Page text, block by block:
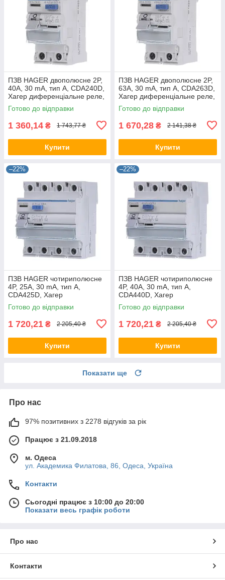
ПЗВ HAGER двополюсне 2P,
40A, 30 mA, тип A, CDA240D,
Хагер диференціальне реле,
пристрій захисного відкл
Готово до відправки
1 360,14 ₴ 1 743,77 ₴
Купити
ПЗВ HAGER двополюсне 2P,
63A, 30 mA, тип A, CDA263D,
Хагер диференціальне реле,
пристрій захисного відкл
Готово до відправки
1 670,28 ₴ 2 141,38 ₴
Купити
–22%
ПЗВ HAGER чотириполюсне
4P, 25A, 30 mA, тип A,
CDA425D, Хагер
диференціальний реле
пристрій захисного відкл
Готово до відправки
1 720,21 ₴ 2 205,40 ₴
Купити
–22%
ПЗВ HAGER чотириполюсне
4P, 40A, 30 mA, тип A,
CDA440D, Хагер
диференціальний реле
пристрій захисного відкл
Готово до відправки
1 720,21 ₴ 2 205,40 ₴
Купити
Показати ще
Про нас
97% позитивних з 2278 відгуків за рік
Працює з 21.09.2018
м. Одеса
ул. Академика Филатова, 86, Одеса, Україна
Контакти
Сьогодні працює з 10:00 до 20:00
Показати весь графік роботи
Про нас
Контакти